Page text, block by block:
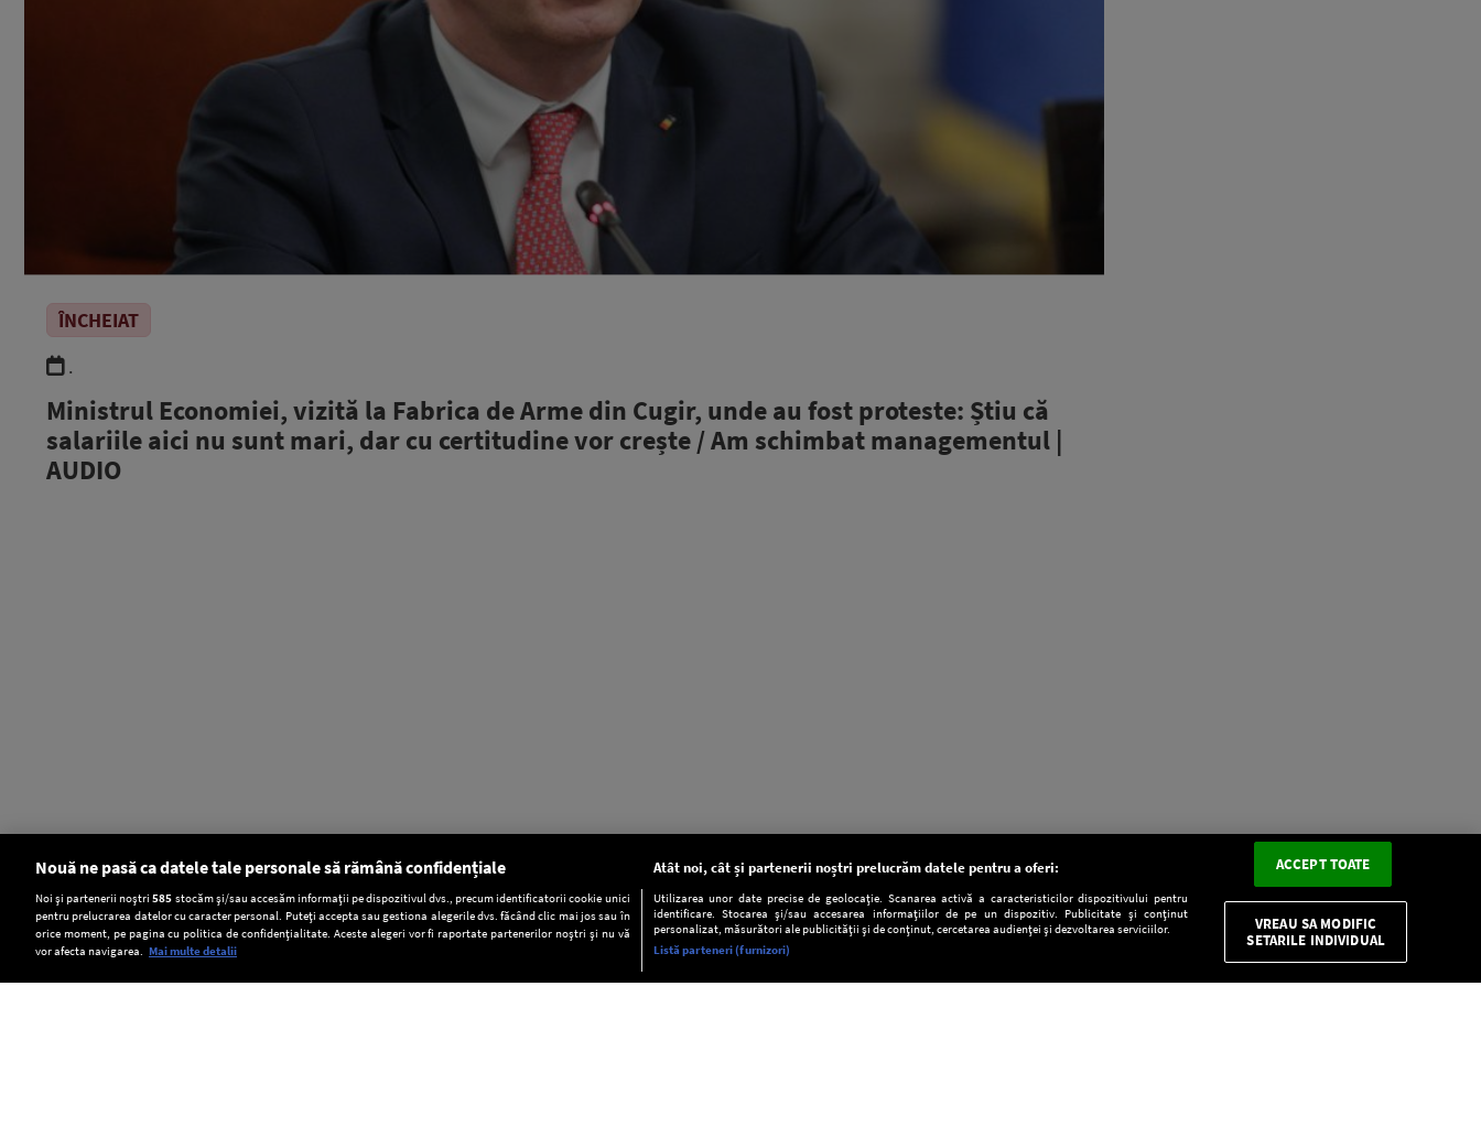
CONFIDENŢIALITATE
ÎNCHEIAT
.
Ministrul Economiei, vizită la Fabrica de Arme din Cugir, unde au fost proteste: Știu că
salariile aici nu sunt mari, dar cu certitudine vor crește / Am schimbat managementul |
AUDIO
Setări:
Dark Mode
Nouă ne pasă ca datele tale personale să rămână confidențiale
Noi și partenerii noștri585 stocăm și/sau accesăm informații pe dispozitivul dvs., precum identificatorii cookie unici
pentru prelucrarea datelor cu caracter personal. Puteți accepta sau gestiona alegerile dvs. făcând clic mai jos sau în
orice moment, pe pagina cu politica de confidențialitate. Aceste alegeri vor fi raportate partenerilor noștri și nu vă
vor afecta navigarea. Mai multe detalii
Atât noi, cât și partenerii noștri prelucrăm datele pentru a oferi:
Utilizarea unor date precise de geolocație. Scanarea activă a caracteristicilor dispozitivului pentru
identificare. Stocarea și/sau accesarea informațiilor de pe un dispozitiv. Publicitate și conținut
personalizat, măsurători ale publicității și de conținut, cercetarea audienței și dezvoltarea serviciilor.
Listă parteneri (furnizori)
ACCEPT TOATE
VREAU SA MODIFIC
SETARILE INDIVIDUAL